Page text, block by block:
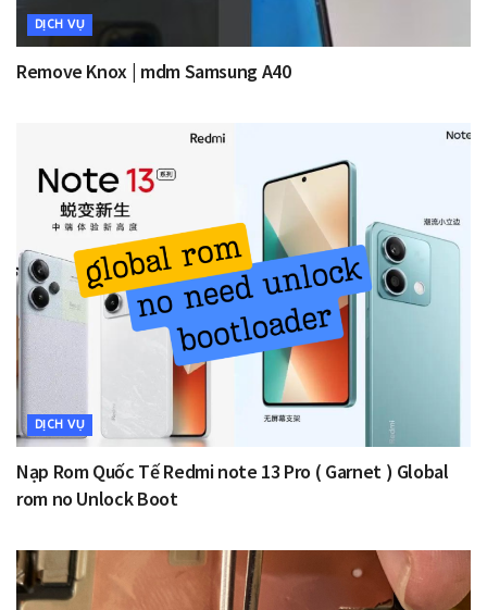
DỊCH VỤ
Remove Knox | mdm Samsung A40
DỊCH VỤ
Nạp Rom Quốc Tế Redmi note 13 Pro ( Garnet ) Global
rom no Unlock Boot